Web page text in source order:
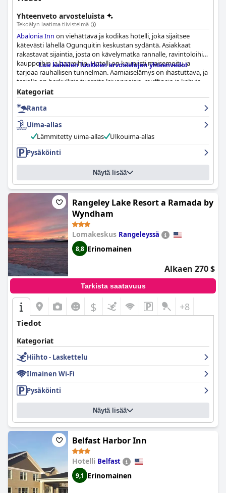
Yhteenveto arvosteluista
Tekoälyn laatima tiivistelmä
Abalonia Inn on viehättävä ja kodikas hotelli, joka sijaitsee
kätevästi lähellä Ogunquitin keskustan sydäntä. Asiakkaat
rakastavat sijaintia, josta on kävelymatka rannalle, ravintoloihin,
kauppoihin ja baareihin. Hotelli on kauniisti maisemoitu ja
tarjoaa rauhallisen tunnelman. Aamiaiselämys on ihastuttava, ja
tarjolla on herkullisia tuoreita leivonnaisia, muffineja ja kahvia.
Huoneet ovat mukavia ja siistejä, ja niissä on viehättäviä
vanhoja palkkeja, alkuperäisiä puulattioita ja antiikkisia lipastoja.
Inn on hyvin hoidettu ja erittäin siisti. Henkilökunta on
vieraanvaraista ja avuliasta, ja nuori apulainen saa kiitosta
poikkeuksellisista tavoistaan. Uima-allas ja poreallas ovat
kohokohtia, samoin kuin nuotiopaikka ja patiopöydät.
pääsy rannalle ja ihaniin ravintoloihin. Kaiken kaikkiaan
Abalonia
Innon viehättävä ja hyvin suunniteltu majoituspaikka, jossa on
avulias ja huomaamaton henkilökunta.
Lue kaikkien luokkien arvostelujen yhteenvedot
Kategoriat
Ranta
Uima-allas
Lämmitetty uima-allas
Ulkouima-allas
Pysäköinti
Näytä lisää
Rangeley Lake Resort a Ramada by
Wyndham
Lomakeskus Rangeleyssä
8,8 Erinomainen
Alkaen 270 $
Tarkista saatavuus
$ +8
Tiedot
Kategoriat
Hiihto - Laskettelu
Ilmainen Wi-Fi
Pysäköinti
Näytä lisää
Belfast Harbor Inn
Hotelli Belfast
9,1 Erinomainen